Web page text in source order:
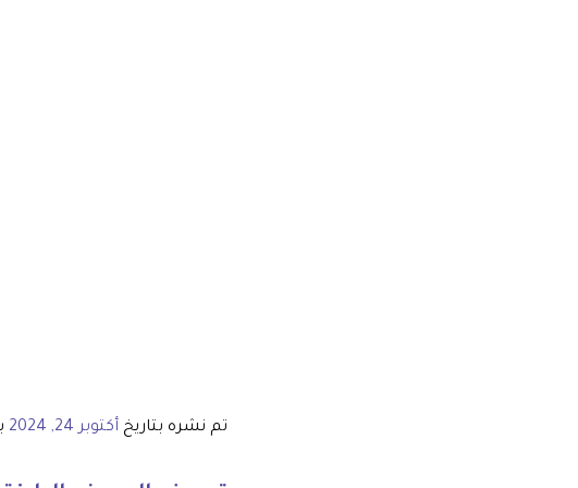
تم نشره بتاريخ أكتوبر 24, 2024